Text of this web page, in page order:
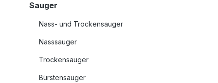
Sauger
Nass- und Trockensauger
Nasssauger
Trockensauger
Bürstensauger